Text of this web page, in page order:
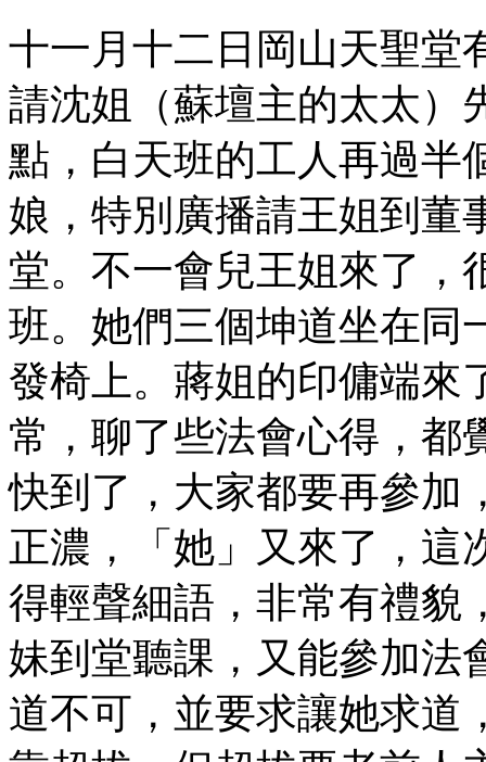
十一月十二日岡山天聖堂
請沈姐（蘇壇主的太太）
點，白天班的工人再過半
娘，特別廣播請王姐到董
堂。不一會兒王姐來了，
班。她們三個坤道坐在同
發椅上。蔣姐的印傭端來
常，聊了些法會心得，都
快到了，大家都要再參加
正濃，「她」又來了，這
得輕聲細語，非常有禮貌
妹到堂聽課，又能參加法
道不可，並要求讓她求道